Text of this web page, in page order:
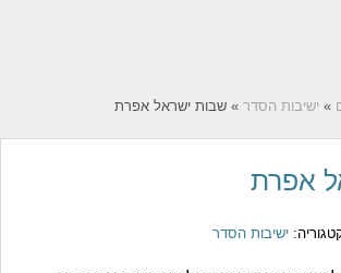
» ישיבות הסדר » שבות ישראל אפרת
אפרת
ישיבות הסדר